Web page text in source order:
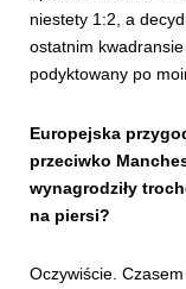
niestety 1:2, a
ostatnim
podyktowany po
Europejska
przeciwko
wynagrodziły
na piersi?
Oczywiście.